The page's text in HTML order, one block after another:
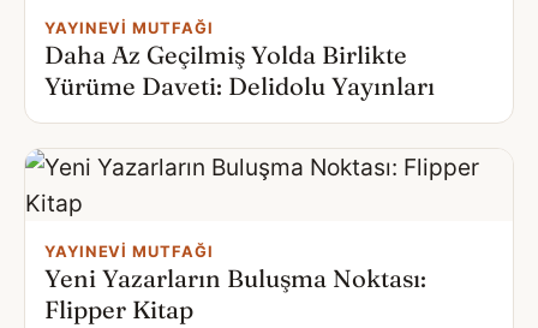
YAYINEVI MUTFAĞI
Daha Az Geçilmiş Yolda Birlikte
Yürüme Daveti: Delidolu Yayınları
YAYINEVI MUTFAĞI
Yeni Yazarların Buluşma Noktası:
Flipper Kitap